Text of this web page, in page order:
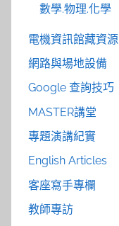
數學.物理.化學
電機資訊館藏資源
網路與場地設備
Google 查詢技巧
MASTER講堂
專題演講紀實
English Articles
客座寫手專欄
教師專訪